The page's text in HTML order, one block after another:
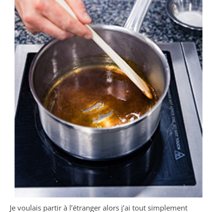
Je voulais partir à l’étranger alors j’ai tout simplement